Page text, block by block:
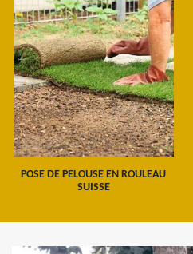
POSE DE PELOUSE EN ROULEAU
SUISSE